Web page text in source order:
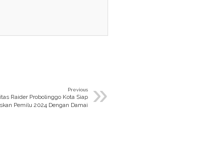
»
Previous
Raider Probolinggo Kota Siap
Pemilu 2024 Dengan Damai